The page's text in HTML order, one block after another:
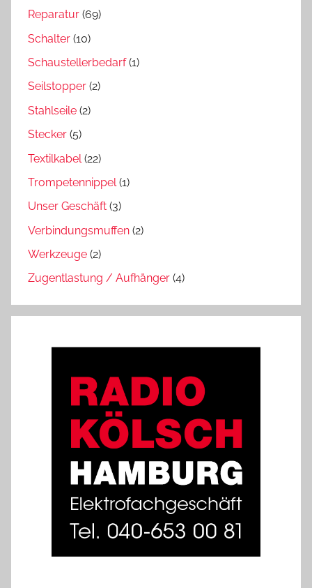
Reparatur (69)
Schalter (10)
Schaustellerbedarf(1)
Seilstopper (2)
Stahlseile (2)
Stecker (5)
Textilkabel (22)
Trompetennippel(1)
Unser Geschäft (3)
Verbindungsmuffen (2)
Werkzeuge (2)
Zugentlastung / Aufhänger (4)